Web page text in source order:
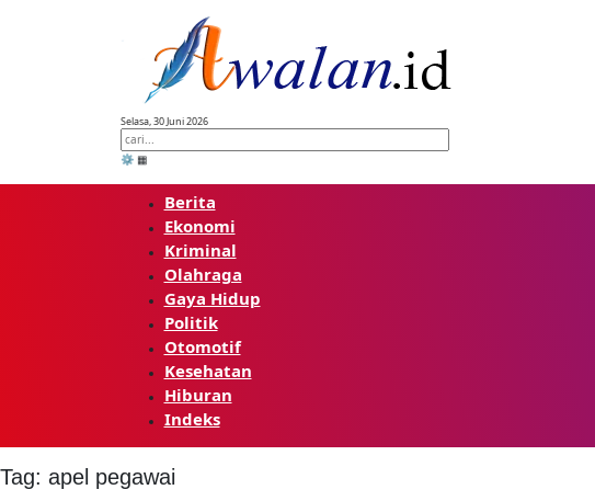
Selasa, 30 Juni 2026
⚙️ ▦
Berita
Ekonomi
Kriminal
Olahraga
Gaya Hidup
Politik
Otomotif
Kesehatan
Hiburan
Indeks
Tag: apel pegawai